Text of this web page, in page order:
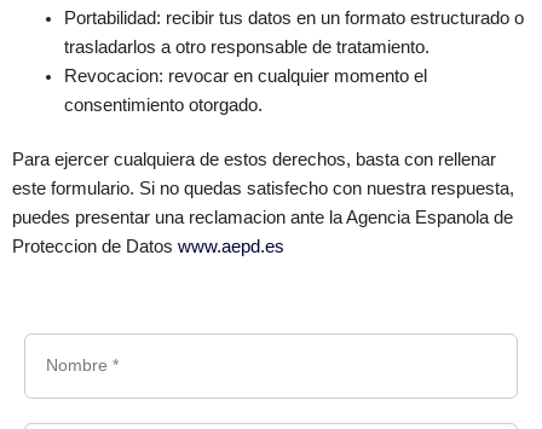
Portabilidad: recibir tus datos en un formato estructurado o
trasladarlos a otro responsable de tratamiento.
Revocacion: revocar en cualquier momento el
consentimiento otorgado.
Para ejercer cualquiera de estos derechos, basta con rellenar
este formulario. Si no quedas satisfecho con nuestra respuesta,
puedes presentar una reclamacion ante la Agencia Espanola de
Proteccion de Datos www.aepd.es
Nombre *